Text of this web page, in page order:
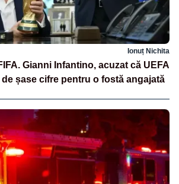
Ionuț Nichita
Gianni Infantino, acuzat că UEFA
șase cifre pentru o fostă angajată